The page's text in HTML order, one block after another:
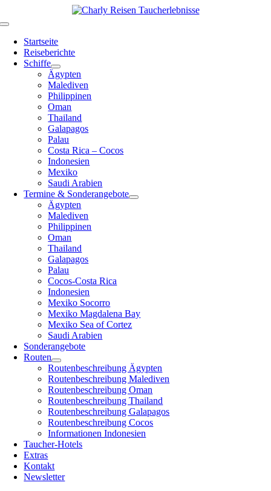
Inhalt
Toggle
NavigationStartseite
Reiseberichte
Schiffe
Ägypten
Malediven
Philippinen
Oman
Thailand
Galapagos
Palau
Costa Rica – Cocos
Indonesien
Mexiko
Saudi Arabien
Termine & Sonderangebote
Ägypten
Malediven
Philippinen
Oman
Thailand
Galapagos
Palau
Cocos-Costa Rica
Indonesien
Mexiko Socorro
Mexiko Magdalena Bay
Mexiko Sea of Cortez
Saudi Arabien
Sonderangebote
Routen
Routenbeschreibung Ägypten
Routenbeschreibung Malediven
Routenbeschreibung Oman
Routenbeschreibung Thailand
Routenbeschreibung Galapagos
Routenbeschreibung Cocos
Informationen Indonesien
Taucher-Hotels
Extras
Kontakt
Newsletter